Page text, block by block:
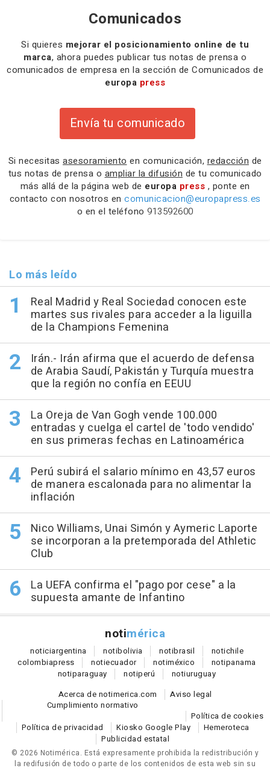
Comunicados
Si quieres mejorar el posicionamiento online de tu
marca, ahora puedes publicar tus notas de prensa o
comunicados de empresa en la sección de Comunicados de
europa press
Envía tu comunicado
Si necesitas asesoramiento en comunicación, redacción de
tus notas de prensa o ampliar la difusión de tu comunicado
más allá de la página web de europa press , ponte en
contacto con nosotros en comunicacion@europapress.es
o en el teléfono 913592600
Lo más leído
Real Madrid y Real Sociedad conocen este
martes sus rivales para acceder a la liguilla
de la Champions Femenina
Irán.- Irán afirma que el acuerdo de defensa
de Arabia Saudí, Pakistán y Turquía muestra
que la región no confía en EEUU
La Oreja de Van Gogh vende 100.000
entradas y cuelga el cartel de 'todo vendido'
en sus primeras fechas en Latinoamérica
Perú subirá el salario mínimo en 43,57 euros
de manera escalonada para no alimentar la
inflación
Nico Williams, Unai Simón y Aymeric Laporte
se incorporan a la pretemporada del Athletic
Club
La UEFA confirma el "pago por cese" a la
supuesta amante de Infantino
notimérica
noticiargentina notibolivia notibrasil notichile
colombiapress notiecuador notiméxico notipanama
notiparaguay notiperú notiuruguay
Acerca de notimerica.com
Aviso legal
Cumplimiento normativo
Política de cookies
Política de privacidad
Kiosko Google Play
Hemeroteca
Publicidad estatal
© 2026 Notimérica. Está expresamente prohibida la redistribución y
la redifusión de todo o parte de los contenidos de esta web sin su